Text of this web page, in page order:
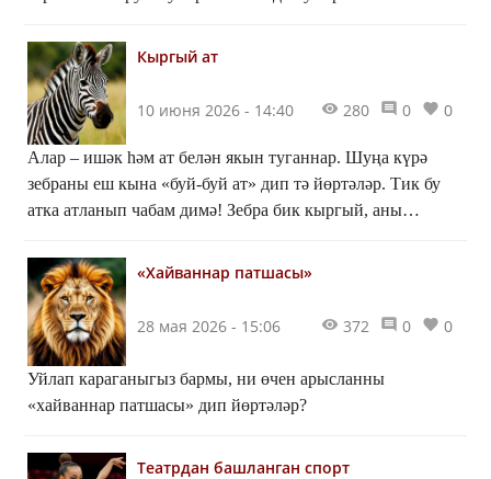
Кыргый ат
10 июня 2026 - 14:40 280 0 0
Алар – ишәк һәм ат белән якын туганнар. Шуңа күрә
зебраны еш кына «буй-буй ат» дип тә йөртәләр. Тик бу
атка атланып чабам димә! Зебра бик кыргый, аны
куркак, ләкин шул ук вакытта усал җан ияләре турында
хәбәрчебез тагын ниләр белә икән?
«Хайваннар патшасы»
28 мая 2026 - 15:06 372 0 0
Уйлап караганыгыз бармы, ни өчен арысланны
«хайваннар патшасы» дип йөртәләр?
Театрдан башланган спорт